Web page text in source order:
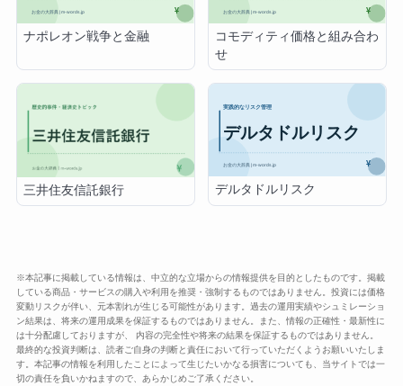
ナポレオン戦争と金融
コモディティ価格と組み合わ
せ
三井住友信託銀行 デルタドルリスク
※本記事に掲載している情報は、中立的な立場からの情報提供を目的としたものです。掲載
している商品・サービスの購入や利用を推奨・強制するものではありません。投資には価格
変動リスクが伴い、元本割れが生じる可能性があります。過去の運用実績やシュミレーショ
ン結果は、将来の運用成果を保証するものではありません。また、情報の正確性・最新性に
は十分配慮しておりますが、 内容の完全性や将来の結果を保証するものではありません。
最終的な投資判断は、読者ご自身の判断と責任において行っていただくようお願いいたしま
す。本記事の情報を利用したことによって生じたいかなる損害についても、当サイトでは一
切の責任を負いかねますので、あらかじめご了承ください。